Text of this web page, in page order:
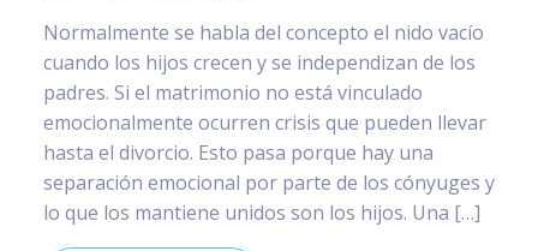
Normalmente se habla del concepto el nido vacío
cuando los hijos crecen y se independizan de los
padres. Si el matrimonio no está vinculado
emocionalmente ocurren crisis que pueden llevar
hasta el divorcio. Esto pasa porque hay una
separación emocional por parte de los cónyuges y
lo que los mantiene unidos son los hijos. Una […]